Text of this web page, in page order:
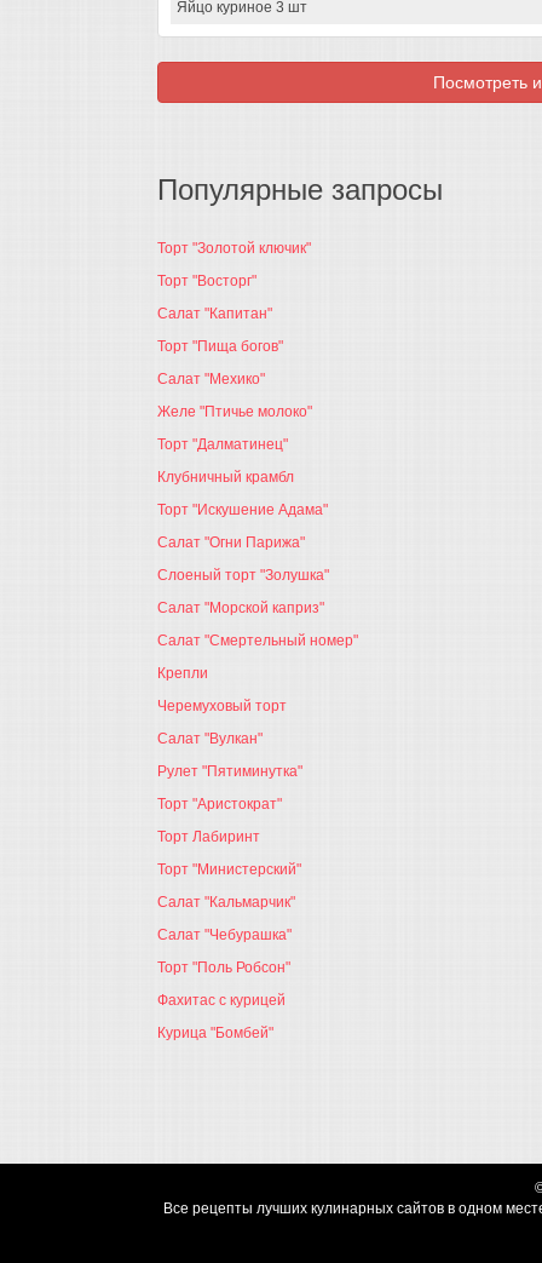
Яйцо куриное 3 шт
Посмотреть
Популярные запросы
Торт "Золотой ключик"
Торт "Восторг"
Салат "Капитан"
Торт "Пища богов"
Салат "Мехико"
Желе "Птичье молоко"
Торт "Далматинец"
Клубничный крамбл
Торт "Искушение Адама"
Салат "Огни Парижа"
Слоеный торт "Золушка"
Салат "Морской каприз"
Салат "Смертельный номер"
Крепли
Черемуховый торт
Салат "Вулкан"
Рулет "Пятиминутка"
Торт "Аристократ"
Торт Лабиринт
Торт "Министерский"
Салат "Кальмарчик"
Салат "Чебурашка"
Торт "Поль Робсон"
Фахитас с курицей
Курица "Бомбей"
Все рецепты лучших кулинарных сайтов в одном